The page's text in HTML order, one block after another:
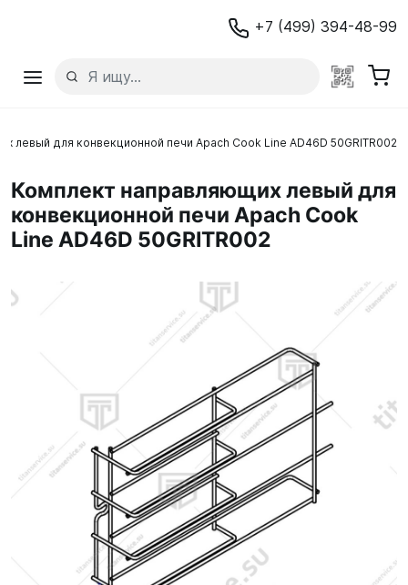
+7 (499) 394-48-99
левый для конвекционной печи Apach Cook Line AD46D 50GRITR002
Комплект направляющих левый для
конвекционной печи Apach Cook
Line AD46D 50GRITR002